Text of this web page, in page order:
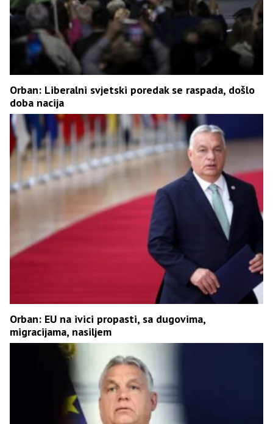
Orban: Liberalni svjetski poredak se raspada, došlo
doba nacija
Orban: EU na ivici propasti, sa dugovima,
migracijama, nasiljem